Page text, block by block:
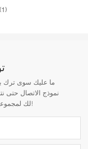
ما عليك سوى ترك
نموذج الاتصال
لك لمجموعة واسعة من التصاميم لدينا!